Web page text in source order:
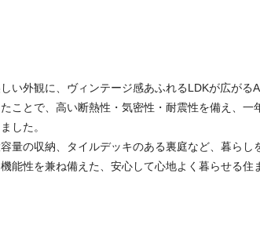
い外観に、ヴィンテージ感あふれるLDKが広がるA
ことで、高い断熱性・気密性・耐震性を備え、一
した。
量の収納、タイルデッキのある裏庭など、暮らし
能性を兼ね備えた、安心して心地よく暮らせる住